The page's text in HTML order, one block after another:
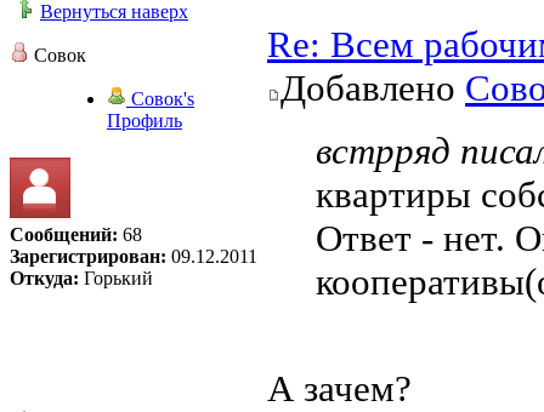
Вернуться наверх
Совок
Совок's
Профиль
Сообщений: 68
Зарегистрирован: 09.12.2011
Откуда: Горький
Re: Всем
Добавлено
встрряд
квартиры
Ответ - нет.
А зачем?